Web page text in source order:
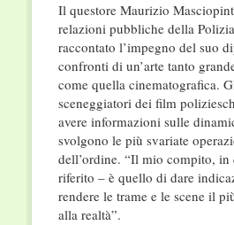
Il questore Maurizio
relazioni pubbliche della
raccontato l’impegno del suo
confronti di un’arte tanto
come quella cinematografica.
sceneggiatori dei film
avere informazioni sulle
svolgono le più svariate
dell’ordine. “Il mio compito, in
riferito – è quello di dare
rendere le trame e le scene il
alla realtà”.